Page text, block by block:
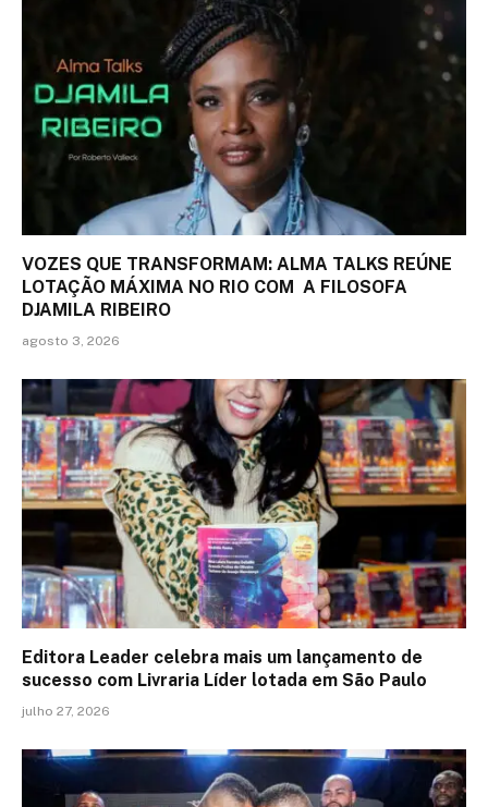
VOZES QUE TRANSFORMAM: ALMA TALKS REÚNE
LOTAÇÃO MÁXIMA NO RIO COM A FILOSOFA
DJAMILA RIBEIRO
agosto 3, 2026
Editora Leader celebra mais um lançamento de
sucesso com Livraria Líder lotada em São Paulo
julho 27, 2026